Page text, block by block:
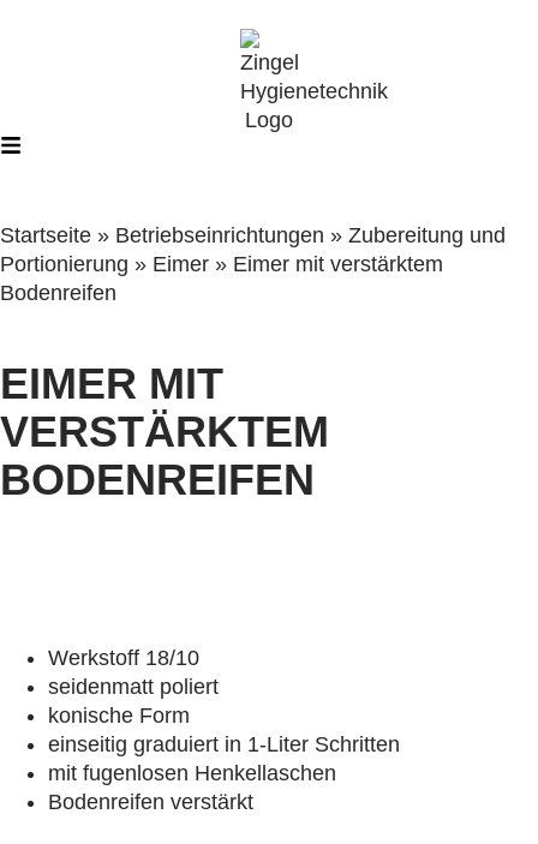
Startseite » Betriebseinrichtungen » Zubereitung und
Portionierung » Eimer » Eimer mit verstärktem
Bodenreifen
EIMER MIT
VERSTÄRKTEM
BODENREIFEN
Werkstoff 18/10
seidenmatt poliert
konische Form
einseitig graduiert in 1-Liter Schritten
mit fugenlosen Henkellaschen
Bodenreifen verstärkt